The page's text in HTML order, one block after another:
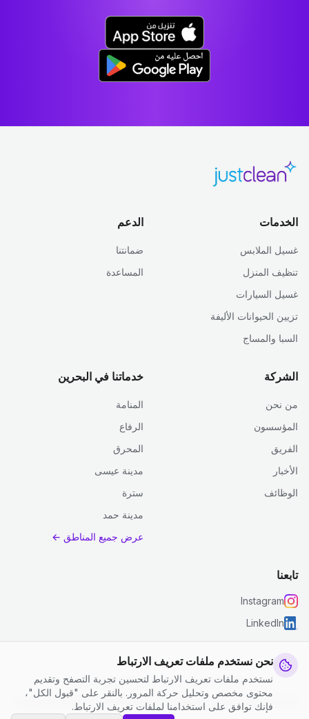
نحن نستخدم ملفات تعريف الارتباط
نستخدم ملفات تعريف الارتباط لتحسين تجربة التصفح وتقديم
محتوى مخصص وتحليل حركة المرور. بالنقر على "قبول الكل"،
فإنك توافق على استخدامنا لملفات تعريف الارتباط.
الخدمات
غسيل الملابس
تنظيف المنزل
غسيل السيارات
تزيين الحيوانات الأليفة
السبا والمساج
الدعم
ضمانتنا
المساعدة
الشركة
من نحن
المؤسسون
الفريق
الأخبار
الوظائف
خدماتنا في البحرين
المنامة
الرفاع
المحرق
مدينة عيسى
سترة
مدينة حمد
عرض جميع المناطق ←
تابعنا
Instagram
LinkedIn
© 2026 جست كلين. جميع الحقوق محفوظة.
سياسة الخصوصية
الشروط والأحكام | إعدادات ملفات تعريف الارتباط